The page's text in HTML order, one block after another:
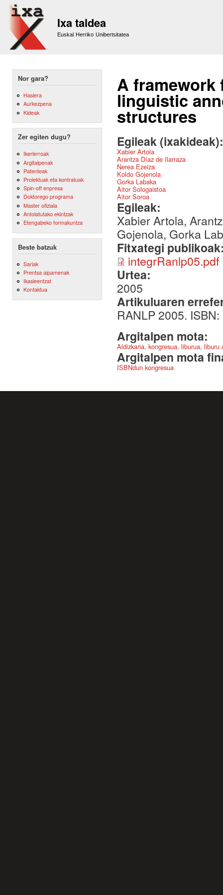
Ixa taldea
Euskal Herriko Unibertsitatea
Nor gara?
Hasiera
Aurkezpena
Kideak
Zer egiten dugu?
Ikerlerroak
Argitalpenak
Patenteak
Proiektuak eta kontratuak
Spin-off enpresa
Doktorego programa
Master ofiziala
Antolatutako ekintzak
Etengabeko formakuntza
Beste batzuk
Sariak
Prentsa aipamenak
Ikasleentzat
Kontaktua
A framework
linguistic
structures
Egileak
Xabier Artola
Arantza Díaz de Ilarraza
Nerea Ezeiza
Koldo Gojenola
Gorka Labaka
Aitor Sologaistoa
Aitor Soroa
Egileak:
Xabier Artola,
Gojenola, Gorka
Fitxategi
integrRanlp05.pdf
Urtea:
2005
Artikuluaren
RANLP 2005.
Argitalpen mota:
Aldizkaria, kongresua, liburua,
Argitalpen mota
ISBNdun kongresua